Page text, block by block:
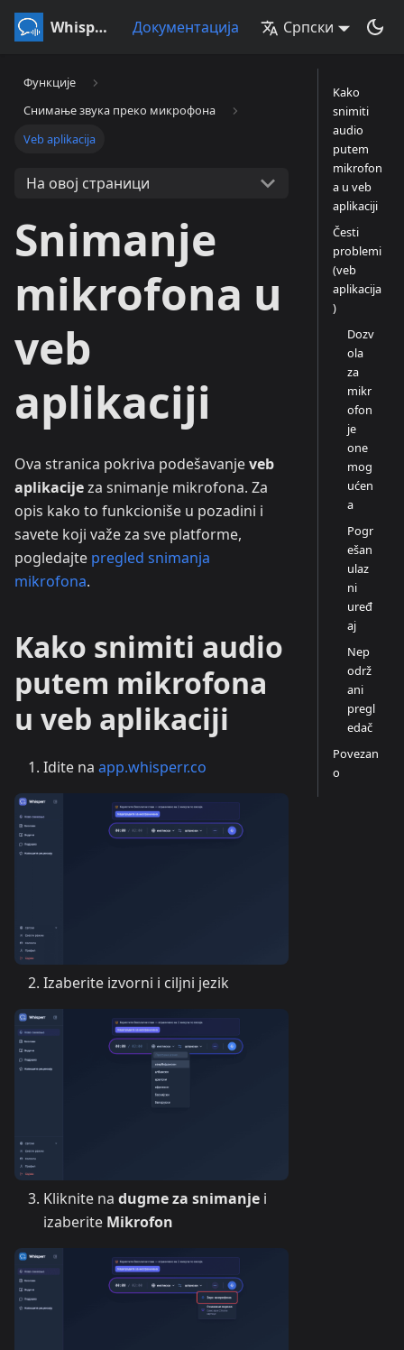
Whisperr Документација Српски
Функције
Снимање звука преко микрофона
Veb aplikacija
На овој страници
Snimanje
mikrofona u
veb
aplikaciji
Ova stranica pokriva podešavanjeveb
aplikacijeza snimanje mikrofona. Za
opis kako to funkcioniše u pozadini i
savete koji važe za sve platforme,
pogledajte pregled snimanja
mikrofona.
Kako snimiti audio
putem mikrofona
u veb aplikaciji
Idite na app.whisperr.co
Izaberite izvorni i ciljni jezik
Kliknite na dugme za snimanje i
izaberite Mikrofon
Kako
snimiti
audio
putem
mikrofon
a u veb
aplikaciji
Česti
problemi
(veb
aplikacija
)
Dozv
ola
za
mikr
ofon
je
one
mog
ućen
a
Pogr
ešan
ulaz
ni
uređ
aj
Nep
održ
ani
pregl
edač
Povezan
o